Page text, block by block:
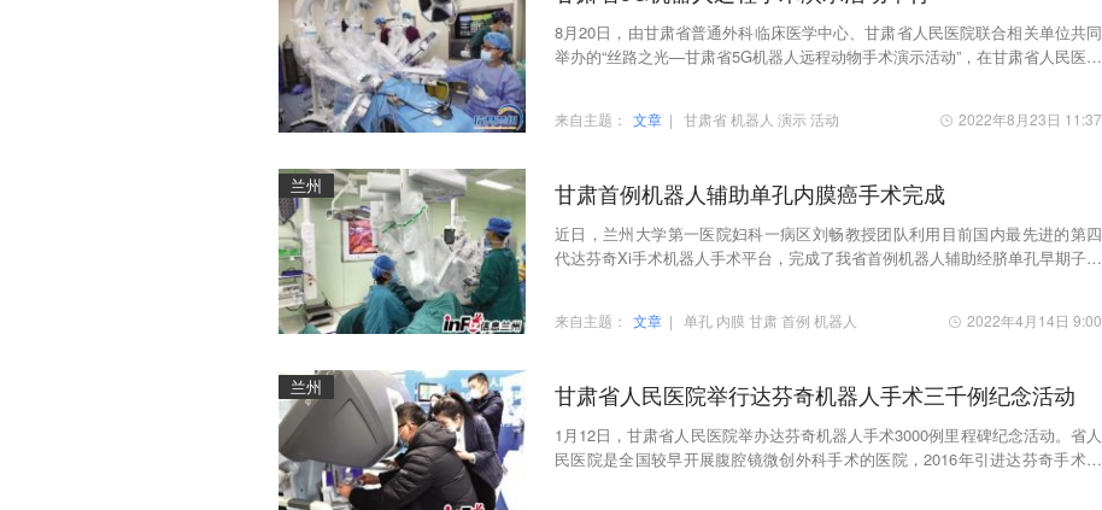
8月20日，由甘肃省普通外科临床医学中心、甘肃省人民医院联合相关单位共同
举办的“丝路之光—甘肃省5G机器人远程动物手术演示活动”，在甘肃省人民医院
来自主题： 文章 | 甘肃省机器人 演示活动 2022年8月23日 11:37
兰州 甘肃首例机器人辅助单孔内膜癌手术完成
近日，兰州大学第一医院妇科一病区刘畅教授团队利用目前国内最先进的第四
代达芬奇Xi手术机器人手术平台，完成了我省首例机器人辅助经脐单孔早期子宫
来自主题： 文章 | 单孔 内膜 甘肃 首例 机器人 2022年4月14日 9:00
兰州 甘肃省人民医院举行达芬奇机器人手术三千例纪念活动
1月12日，甘肃省人民医院举办达芬奇机器人手术3000例里程碑纪念活动。省人
民医院是全国较早开展腹腔镜微创外科手术的医院，2016年引进达芬奇手术机